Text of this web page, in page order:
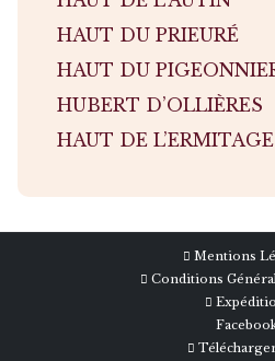
HAUT DU PRIEURÉ
HAUT DU
HUBERT D’OLLIÈRES
HAUT DE
Mentions
Conditions